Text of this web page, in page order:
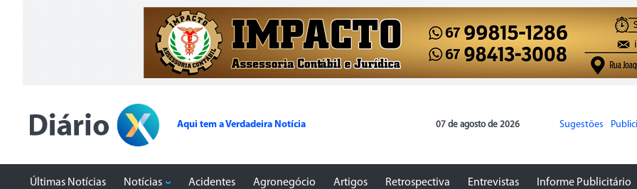
Aqui tem a Verdadeira Notícia 07 de agosto de 2026 Sugestões
Últimas Notícias Notícias Acidentes Agronegócio Artigos Retrospectiva Entrevistas Informe Publicitário